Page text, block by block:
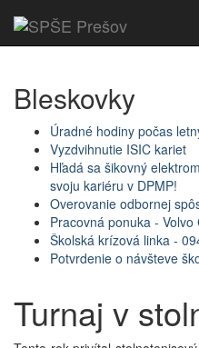
Bleskovky
Úradné hodiny počas
Vyzdvihnutie ISIC kariet
Hľadá sa šikovný
svoju kariéru v DPMP!
Overovanie odbornej
Pracovná ponuka -
Školská krízová linka -
Potvrdenie o návšteve
Turnaj v